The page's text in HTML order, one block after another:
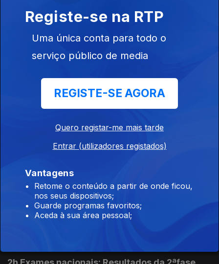
Tailândia
07 ago. 2026
duradouras
4h "Ano perdido" diz o ex ministro da
educação sobre os exames
3h Caso Luís Neves. PR reitera preservação
das instituições
Registe-se na RTP
Uma única conta para todo o
serviço público de media
REGISTE-SE AGORA
Quero registar-me mais tarde
Entrar (utilizadores registados)
Vantagens
Retome o conteúdo a partir de onde ficou,
nos seus dispositivos;
Guarde programas favoritos;
Aceda à sua área pessoal;